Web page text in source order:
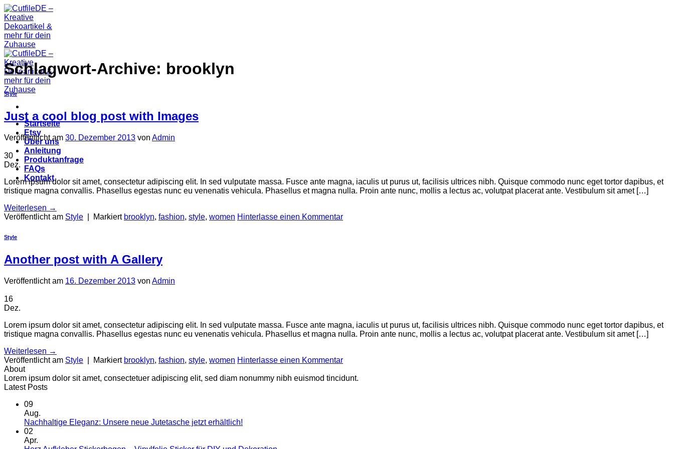
Zum
Inhalt
springen
Startseite
Etsy
Über uns
Anleitung
Produktanfrage
FAQs
Kontakt
Schlagwort-Archive: brooklyn
Style
Just a cool blog post with Images
Veröffentlicht am 30. Dezember 2013 von Admin
30
Dez.
Lorem ipsum dolor sit amet, consectetur adipiscing elit. In sed vulputate massa. Fusce ante magna, iaculis ut purus ut, facilisis ultrices nibh. Quisque commodo nunc eget tortor dapibus, et
tristique magna convallis. Phasellus egestas nunc eu venenatis vehicula. Phasellus et magna nulla. Proin ante nunc, mollis a lectus ac, volutpat placerat ante. Vestibulum sit amet […]
Weiterlesen →
Veröffentlicht am Style Markiert brooklyn, fashion, style, women Hinterlasse einen Kommentar
Style
Another post with A Gallery
Veröffentlicht am 16. Dezember 2013 von Admin
16
Dez.
Lorem ipsum dolor sit amet, consectetur adipiscing elit. In sed vulputate massa. Fusce ante magna, iaculis ut purus ut, facilisis ultrices nibh. Quisque commodo nunc eget tortor dapibus, et
tristique magna convallis. Phasellus egestas nunc eu venenatis vehicula. Phasellus et magna nulla. Proin ante nunc, mollis a lectus ac, volutpat placerat ante. Vestibulum sit amet […]
Weiterlesen →
Veröffentlicht am Style Markiert brooklyn, fashion, style, women Hinterlasse einen Kommentar
About
Lorem ipsum dolor sit amet, consectetuer adipiscing elit, sed diam nonummy nibh euismod tincidunt.
Latest Posts
09
Aug.
Nachhaltige Eleganz: Unsere neue Jutetasche jetzt erhältlich!
02
Apr.